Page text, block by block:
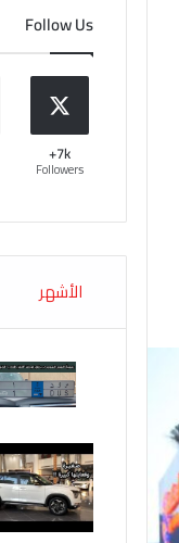
Follow Us
7k+
Followers
الأشهر